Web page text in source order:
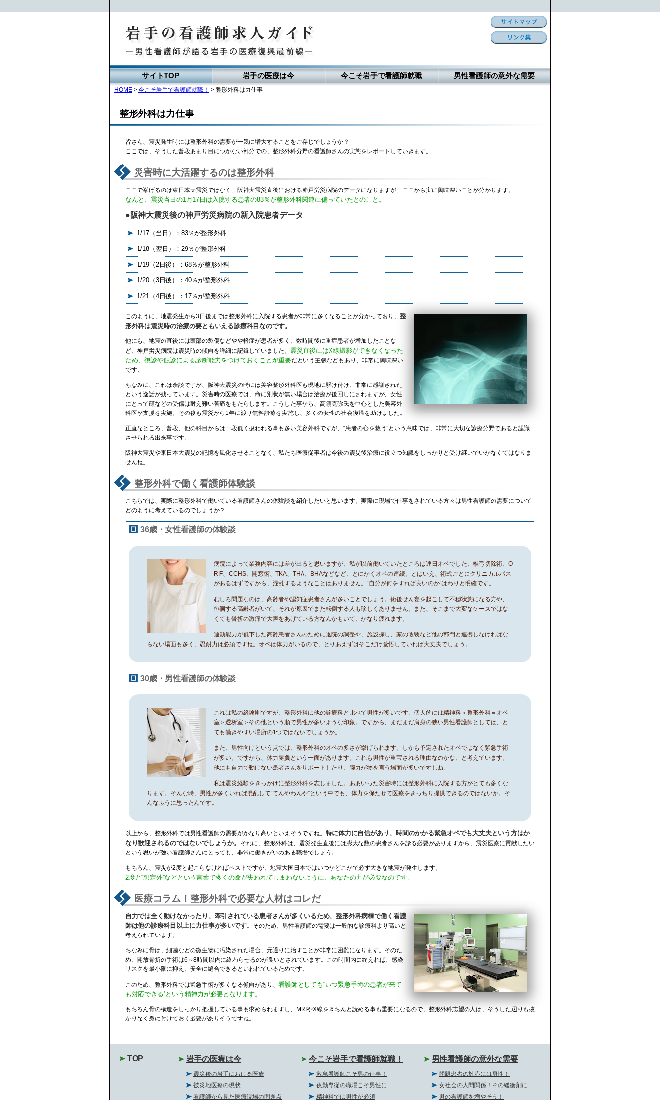
整形外科は力仕事
サイトTOP 岩手の医療は今 今こそ岩手で看護師就職 男性看護師の意外な需要
HOME > 今こそ岩手で看護師就職！ > 整形外科は力仕事
皆さん、震災発生時には整形外科の需要が一気に増大することをご存じでしょうか？
ここでは、そうした普段あまり目につかない部分での、整形外科分野の看護師さんの実態をレポートしていきます。
災害時に大活躍するのは整形外科
ここで挙げるのは東日本大震災ではなく、阪神大震災直後における神戸労災病院のデータになりますが、ここから実に興味深いことが分かります。
なんと、震災当日の1月17日は入院する患者の83％が整形外科関連に偏っていたとのこと。
●阪神大震災後の神戸労災病院の新入院患者データ
1/17（当日）：83％が整形外科
1/18（翌日）：29％が整形外科
1/19（2日後）：68％が整形外科
1/20（3日後）：40％が整形外科
1/21（4日後）：17％が整形外科
このように、地震発生から3日後までは整形外科に入院する患者が非常に多くなることが分かっており、 整
形外科は震災時の治療の要ともいえる診療科目なのです。
他にも、地震の直後には頭部の裂傷などやや軽症が患者が多く、数時間後に重症患者が増加したことな
ど、神戸労災病院は震災時の傾向を詳細に記録していました。 震災直後にはX線撮影ができなくなった
ため、視診や触診による診断能力をつけておくことが重要だという主張などもあり、非常に興味深い
です。
ちなみに、これは余談ですが、阪神大震災の時には美容整形外科医も現地に駆け付け、非常に感謝された
という逸話が残っています。災害時の医療では、命に別状が無い場合は治療が後回しにされますが、女性
にとって顔などの受傷は耐え難い苦痛をもたらします。こうした事から、高須克弥氏を中心とした美容外
科医が支援を実施。その後も震災から1年に渡り無料診療を実施し、多くの女性の社会復帰を助けました。
正直なところ、普段、他の科目からは一段低く扱われる事も多い美容外科ですが、“患者の心を救う”という意味では、非常に大切な診療分野であると認識
させられる出来事です。
阪神大震災や東日本大震災の記憶を風化させることなく、私たち医療従事者は今後の震災後治療に役立つ知識をしっかりと受け継いでいかなくてはなりま
せんね。
整形外科で働く看護師体験談
こちらでは、実際に整形外科で働いている看護師さんの体験談を紹介したいと思います。実際に現場で仕事をされている方々は男性看護師の需要について
どのように考えているのでしょうか？
36歳・女性看護師の体験談
病院によって業務内容には差が出ると思いますが、私が以前働いていたところは連日オペでした。椎弓切除術、O
RIF、CCHS、開窓術、TKA、THA、BHAなどなど、とにかくオペの連続。とはいえ、術式ごとにクリニカルパス
があるはずですから、混乱するようなことはありません。“自分が何をすれば良いのか”はわりと明確です。
むしろ問題なのは、高齢者や認知症患者さんが多いことでしょう。術後せん妄を起こして不穏状態になる方や、
徘徊する高齢者がいて、それが原因でまた転倒する人も珍しくありません。また、そこまで大変なケースではな
くても骨折の激痛で大声をあげている方なんかもいて、かなり疲れます。
運動能力が低下した高齢患者さんのために退院の調整や、施設探し、家の改装など他の部門と連携しなければな
らない場面も多く、忍耐力は必須ですね。オペは体力がいるので、とりあえずはそこだけ覚悟していれば大丈夫でしょう。
30歳・男性看護師の体験談
これは私の経験則ですが、整形外科は他の診療科と比べて男性が多いです。個人的には精神科＞整形外科＝オペ
室＞透析室＞その他という順で男性が多いような印象。ですから、まだまだ肩身の狭い男性看護師としては、と
ても働きやすい場所の1つではないでしょうか。
また、男性向けという点では、整形外科のオペの多さが挙げられます。しかも予定されたオペではなく緊急手術
が多い。ですから、体力勝負という一面があります。これも男性が重宝される理由なのかな、と考えています。
他にも自力で動けない患者さんをサポートしたり、腕力が物を言う場面が多いですしね。
私は震災経験をきっかけに整形外科を志しました。ああいった災害時には整形外科に入院する方がとても多くな
ります。そんな時、男性が多くいれば混乱して“てんやわんや”という中でも、体力を保たせて医療をきっちり提供できるのではないか。そ
んなふうに思ったんです。
以上から、整形外科では男性看護師の需要がかなり高いといえそうですね。 特に体力に自信があり、時間のかかる緊急オペでも大丈夫という方はか
なり歓迎されるのではないでしょうか。
それに、整形外科は、震災発生直後には膨大な数の患者さんを診る必要がありますから、震災医療に貢献したい
という思いが強い看護師さんにとっても、非常に働きがいのある職場でしょう。
もちろん、震災が2度と起こらなければベストですが、地震大国日本ではいつかどこかで必ず大きな地震が発生します。
2度と“想定外”などという言葉で多くの命が失われてしまわないように、あなたの力が必要なのです。
医療コラム！整形外科で必要な人材はコレだ
自力では全く動けなかったり、牽引されている患者さんが多くいるため、整形外科病棟で働く看護
師は他の診療科目以上に力仕事が多いです。
そのため、男性看護師の需要は一般的な診療科より高いと
考えられています。
ちなみに骨は、細菌などの微生物に汚染された場合、元通りに治すことが非常に困難になります。そのた
め、開放骨折の手術は6～8時間以内に終わらせるのが良いとされています。この時間内に終えれば、感染
リスクを最小限に抑え、安全に縫合できるといわれているためです。
このため、整形外科では緊急手術が多くなる傾向があり、 看護師としても“いつ緊急手術の患者が来て
も対応できる”という精神力が必要となります。
もちろん骨の構造をしっかり把握している事も求められますし、MRIやX線をきちんと読める事も重要になるので、整形外科志望の人は、そうした辺りも抜
かりなく身に付けておく必要がありそうですね。
TOP 岩手の医療は今
震災後の岩手における医療
被災地医療の現状
看護師から見た医療現場の問題点
今こそ岩手で看護師就職！
救急看護師こそ男の仕事！
夜勤専従の職場こそ男性に
精神科では男性が必須
男性看護師の意外な需要
問題患者の対応には男性！
女社会の人間関係！その緩衝剤に
男の看護師を増やそう！